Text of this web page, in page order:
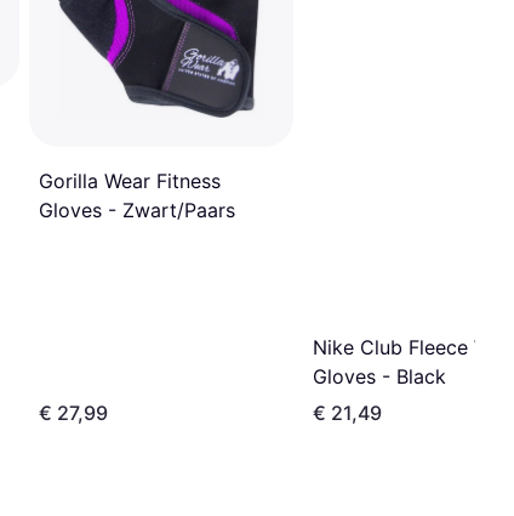
Gorilla Wear Fitness
Gloves - Zwart/Paars
€ 27,99
Nike Club Fleece
Gloves - Black
€ 21,49